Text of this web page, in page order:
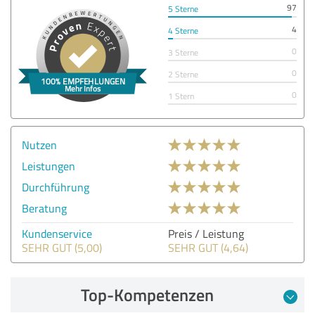
5 Sterne
97
4 Sterne
4
3 Sterne
0
2 Sterne
0
1 Stern
0
Nutzen
Leistungen
Durchführung
Beratung
Kundenservice
SEHR GUT (5,00)
Preis / Leistung
SEHR GUT (4,64)
Top-Kompetenzen